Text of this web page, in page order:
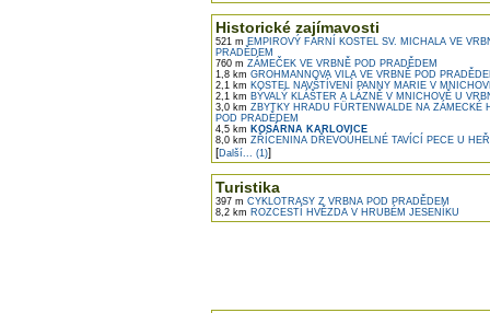
Historické zajímavosti
521 m EMPIROVÝ FARNÍ KOSTEL SV. MICHALA VE
PRADĚDEM
760 m ZÁMEČEK VE VRBNĚ POD PRADĚDEM
1,8 km GROHMANNOVA VILA VE VRBNĚ POD
2,1 km KOSTEL NAVŠTÍVENÍ PANNY MARIE V
2,1 km BÝVALÝ KLÁŠTER A LÁZNĚ V MNICHOVĚ U
3,0 km ZBYTKY HRADU FÜRTENWALDE NA ZÁMECKÉ
POD PRADĚDEM
4,5 km KOSÁRNA KARLOVICE
8,0 km ZŘÍCENINA DŘEVOÚHELNÉ TAVÍCÍ PECE U
[Další... (1)]
Turistika
397 m CYKLOTRASY Z VRBNA POD PRADĚDEM
8,2 km ROZCESTÍ HVĚZDA V HRUBÉM JESENÍKU